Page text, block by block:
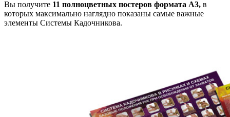
Вы получите 11 полноцветных постеров формата А3, в
которых максимально наглядно показаны самые важные
элементы Системы Кадочникова.